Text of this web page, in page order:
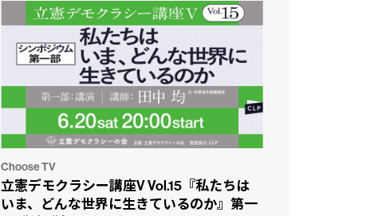
Choose TV
立憲デモクラシー講座V Vol.15『私たちは
いま、どんな世界に生きているのか』第一